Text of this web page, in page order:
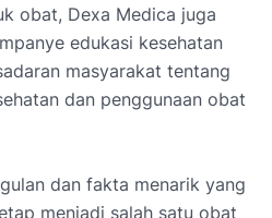
obat, Dexa Medica juga
edukasi kesehatan
masyarakat tentang
dan penggunaan obat
dan fakta menarik yang
menjadi salah satu obat